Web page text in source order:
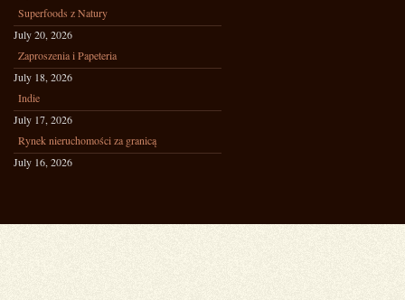
Superfoods z Natury
July 20, 2026
Zaproszenia i Papeteria
July 18, 2026
Indie
July 17, 2026
Rynek nieruchomości za granicą
July 16, 2026